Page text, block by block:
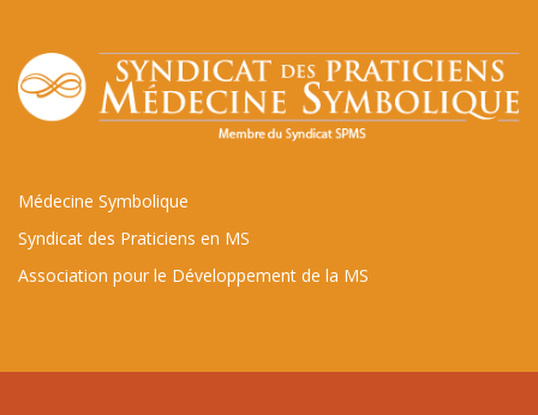
Médecine Symbolique
Syndicat des Praticiens en MS
Association pour le Développement de la MS